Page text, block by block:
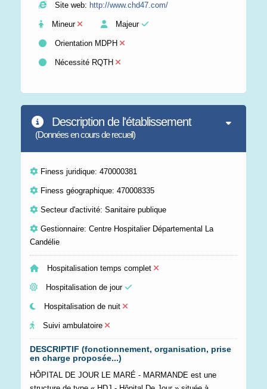
Site web: http://www.chd47.com/
Mineur Majeur
Orientation MDPH
Nécessité RQTH
Description de l'établissement
(Données en cours de recueil)
Finess juridique: 470000381
Finess géographique: 470008335
Secteur d'activité: Sanitaire publique
Gestionnaire: Centre Hospitalier Départemental La
Candélie
Hospitalisation temps complet
Hospitalisation de jour
Hospitalisation de nuit
Suivi ambulatoire
DESCRIPTIF (fonctionnement, organisation, prise
en charge proposée...)
HÔPITAL DE JOUR LE MARÉ - MARMANDE est une